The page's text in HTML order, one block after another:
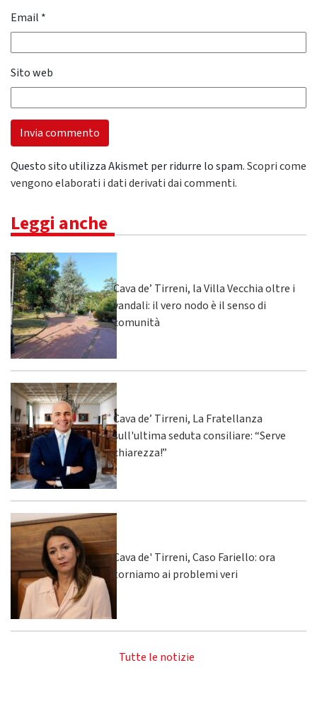
Email *
Sito web
Questo sito utilizza Akismet per ridurre lo spam.Scopri come
vengono elaborati i dati derivati dai commenti.
Leggi anche
Cava de’ Tirreni, la Villa Vecchia oltre i
vandali: il vero nodo è il senso di
comunità
Cava de’ Tirreni, La Fratellanza
sull'ultima seduta consiliare: “Serve
chiarezza!”
Cava de' Tirreni, Caso Fariello: ora
torniamo ai problemi veri
Tutte le notizie